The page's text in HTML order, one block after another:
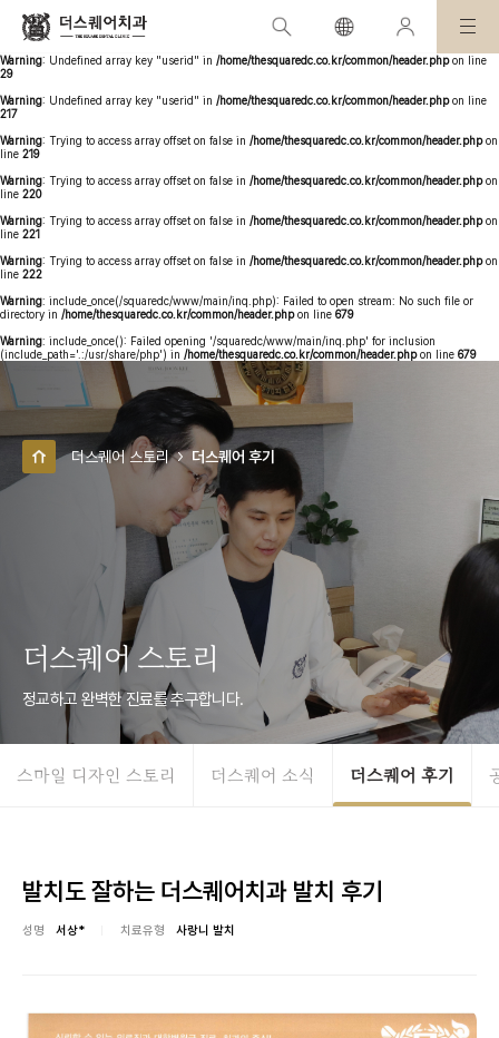
Warning: Undefined array key "stitle" in
/home/thesquaredc.co.kr/board/review/review-
contents.phpon line46
Warning: Undefined array key "userid" in /home/thesquaredc.co.kr/common/header.phpon line
29
Warning: Undefined array key "userid" in /home/thesquaredc.co.kr/common/header.phpon line
217
Warning: Trying to access array offset on false in /home/thesquaredc.co.kr/common/header.phpon
line 219
Warning: Trying to access array offset on false in /home/thesquaredc.co.kr/common/header.phpon
line 220
Warning: Trying to access array offset on false in /home/thesquaredc.co.kr/common/header.phpon
line 221
Warning: Trying to access array offset on false in /home/thesquaredc.co.kr/common/header.phpon
line 222
Warning: include_once(/squaredc/www/main/inq.php): Failed to open stream: No such file or
directory in /home/thesquaredc.co.kr/common/header.phpon line 679
Warning: include_once(): Failed opening '/squaredc/www/main/inq.php' for inclusion
(include_path='.:/usr/share/php') in /home/thesquaredc.co.kr/common/header.phpon line 679
더스퀘어 스토리 더스퀘어 후기
더스퀘어 스토리
정교하고 완벽한 진료를 추구합니다.
스마일 디자인 스토리 더스퀘어 소식 더스퀘어 후기
발치도 잘하는 더스퀘어치과 발치 후기
성명 서상* 치료유형 사랑니 발치